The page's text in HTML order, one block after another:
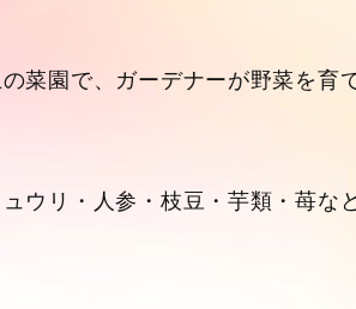
菜園で、ガーデナーが野菜を育
ウリ・人参・枝豆・芋類・苺な